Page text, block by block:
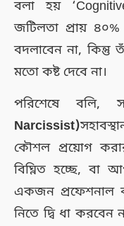
বলা হয়
জটিলতা প্রায়
বদলাবেন না,
মতো কষ্ট দেবে না।
পরিশেষে বলি,
Narcissist)
কৌশল প্রয়োগ
বিঘ্নিত হচ্ছে, বা
একজন প্রফেশনাল
নিতে দ্বি ধা